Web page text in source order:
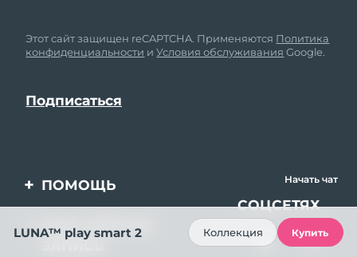
Этот сайт защищен reCAPTCHA. Применяются Политика
конфиденциальности иУсловия обслуживания Google.
ПОМОЩЬ
МЫ В
СОЦСЕТЯХ
МОЯ УЧЁТНАЯ
ЗАПИСЬ
Начать чат
LUNA™ play smart 2 Коллекция Купить